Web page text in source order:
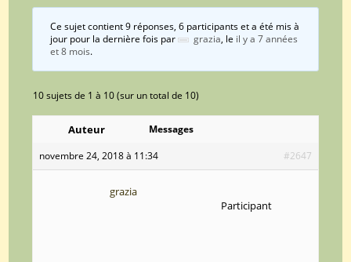
Ce sujet contient 9 réponses, 6 participants et a été mis à
jour pour la dernière fois par
grazia, le il y a 7 années
et 8 mois.
10 sujets de 1 à 10 (sur un total de 10)
Auteur
Messages
novembre 24, 2018 à 11:34
#2647
grazia
Participant